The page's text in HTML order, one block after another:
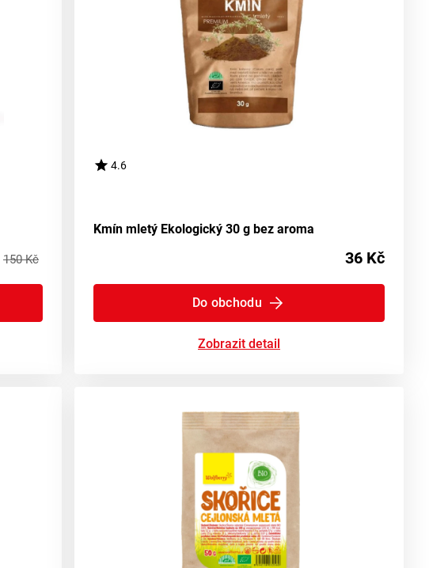
150 Kč
4.6
Kmín mletý Ekologický 30 g bez aroma
36 Kč
Do obchodu
Zobrazit detail